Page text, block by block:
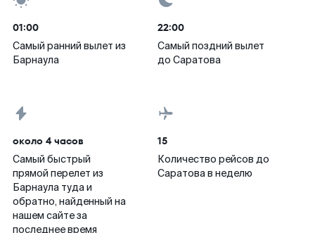
01:00
Самый ранний вылет из
Барнаула
22:00
Самый поздний вылет
до Саратова
около 4 часов
Самый быстрый
прямой перелет из
Барнаула туда и
обратно, найденный на
нашем сайте за
последнее время
15
Количество рейсов до
Саратова в неделю